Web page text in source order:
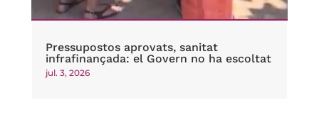
Pressupostos aprovats, sanitat
infrafinançada: el Govern no ha escoltat
jul. 3, 2026